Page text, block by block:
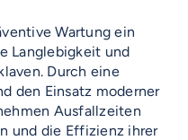
Wartung ein
Langlebigkeit und
Durch eine
den Einsatz moderner
Ausfallzeiten
und die Effizienz ihrer